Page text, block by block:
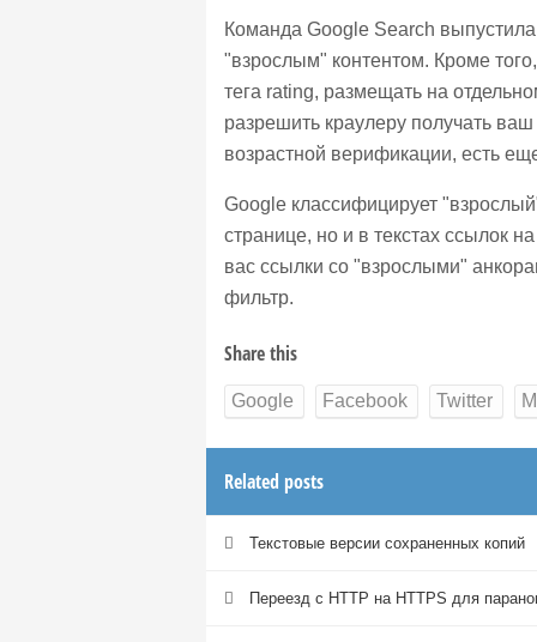
Команда Google Search выпустила
"взрослым" контентом. Кроме
тега rating, размещать на
разрешить краулеру получать
возрастной верификации, есть
Google классифицирует
странице, но и в текстах ссылок
вас ссылки со "взрослыми"
фильтр.
Share this
Google Facebook Twitter
Related posts
Текстовые версии сохраненных копий
Переезд с HTTP на HTTPS для